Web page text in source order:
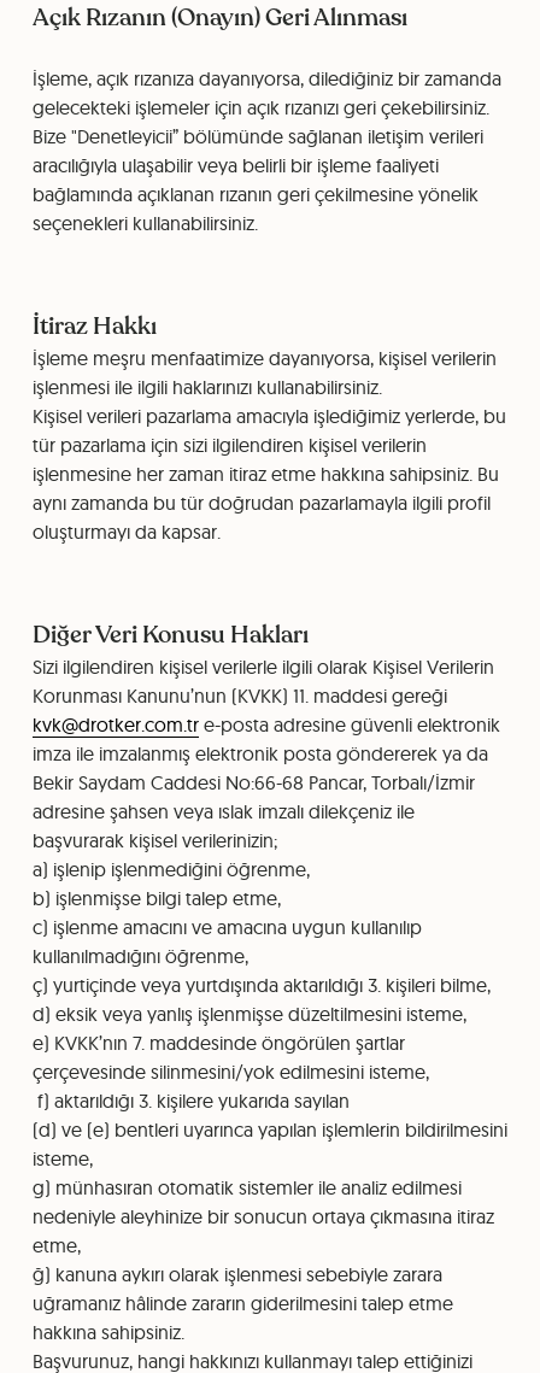
Açık Rızanın (Onayın) Geri Alınması
İşleme, açık rızanıza dayanıyorsa, dilediğiniz bir zamanda
gelecekteki işlemeler için açık rızanızı geri çekebilirsiniz.
Bize "Denetleyicii” bölümünde sağlanan iletişim verileri
aracılığıyla ulaşabilir veya belirli bir işleme faaliyeti
bağlamında açıklanan rızanın geri çekilmesine yönelik
seçenekleri kullanabilirsiniz.
İtiraz Hakkı
İşleme meşru menfaatimize dayanıyorsa, kişisel verilerin
işlenmesi ile ilgili haklarınızı kullanabilirsiniz.
Kişisel verileri pazarlama amacıyla işlediğimiz yerlerde, bu
tür pazarlama için sizi ilgilendiren kişisel verilerin
işlenmesine her zaman itiraz etme hakkına sahipsiniz. Bu
aynı zamanda bu tür doğrudan pazarlamayla ilgili profil
oluşturmayı da kapsar.
Diğer Veri Konusu Hakları
Sizi ilgilendiren kişisel verilerle ilgili olarak Kişisel Verilerin
Korunması Kanunu’nun (KVKK) 11. maddesi gereği
kvk@drotker.com.tre-posta adresine güvenli elektronik
imza ile imzalanmış elektronik posta göndererek ya da
Bekir Saydam Caddesi No:66-68 Pancar, Torbalı/İzmir
adresine şahsen veya ıslak imzalı dilekçeniz ile
başvurarak kişisel verilerinizin;
a) işlenip işlenmediğini öğrenme,
b) işlenmişse bilgi talep etme,
c) işlenme amacını ve amacına uygun kullanılıp
kullanılmadığını öğrenme,
ç) yurtiçinde veya yurtdışında aktarıldığı 3. kişileri bilme,
d) eksik veya yanlış işlenmişse düzeltilmesini isteme,
e) KVKK’nın 7. maddesinde öngörülen şartlar
çerçevesinde silinmesini/yok edilmesini isteme,
f) aktarıldığı 3. kişilere yukarıda sayılan
(d) ve (e) bentleri uyarınca yapılan işlemlerin bildirilmesini
isteme,
g) münhasıran otomatik sistemler ile analiz edilmesi
nedeniyle aleyhinize bir sonucun ortaya çıkmasına itiraz
etme,
ğ) kanuna aykırı olarak işlenmesi sebebiyle zarara
uğramanız hâlinde zararın giderilmesini talep etme
hakkına sahipsiniz.
Başvurunuz, hangi hakkınızı kullanmayı talep ettiğinizi